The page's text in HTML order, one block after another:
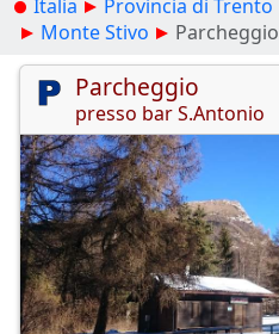
Italia Provincia di Trento
Monte Stivo
Parcheggio
Parcheggio
presso bar S.Antonio